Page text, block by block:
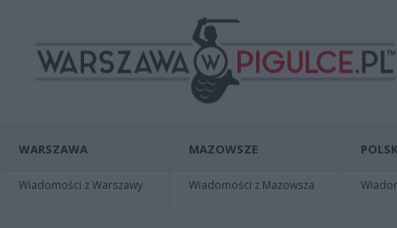
WARSZAWA
Wiadomości z Warszawy
MAZOWSZE
Wiadomości z Mazowsza